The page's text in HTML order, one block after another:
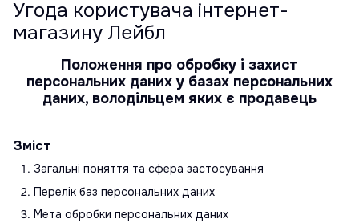
Угода користувача інтернет-
магазину Лейбл
Положення про обробку і захист
персональних даних у базах персональних
даних, володільцем яких є продавець
Зміст
Загальні поняття та сфера застосування
Перелік баз персональних даних
Мета обробки персональних даних